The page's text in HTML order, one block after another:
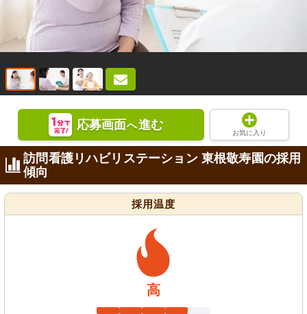
応募画面へ進む
お気に入り
訪問看護リハビリステーション 東根敬寿園の採用
傾向
採用温度
高